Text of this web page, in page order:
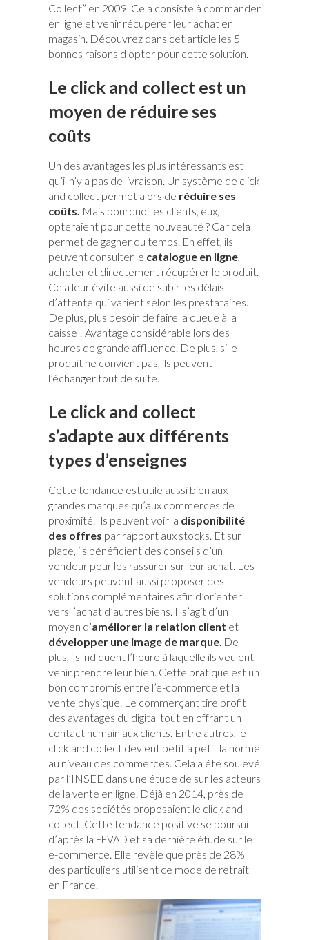
Collect” en 2009. Cela consiste à commander
en ligne et venir récupérer leur achat en
magasin. Découvrez dans cet article les 5
bonnes raisons d’opter pour cette solution.
Le click and collect est un
moyen de réduire ses
coûts
Un des avantages les plus intéressants est
qu’il n’y a pas de livraison. Un système de click
and collect permet alors de réduire ses
coûts. Mais pourquoi les clients, eux,
opteraient pour cette nouveauté ? Car cela
permet de gagner du temps. En effet, ils
peuvent consulter le catalogue en ligne
acheter et directement récupérer le produit.
Cela leur évite aussi de subir les délais
d’attente qui varient selon les prestataires.
De plus, plus besoin de faire la queue à la
caisse ! Avantage considérable lors des
heures de grande affluence. De plus, si le
produit ne convient pas, ils peuvent
l’échanger tout de suite.
Le click and collect
s’adapte aux différents
types d’enseignes
Cette tendance est utile aussi bien aux
grandes marques qu’aux commerces de
proximité. Ils peuvent voir la disponibilité
des offres par rapport aux stocks. Et sur
place, ils bénéficient des conseils d’un
vendeur pour les rassurer sur leur achat. Les
vendeurs peuvent aussi proposer des
solutions complémentaires afin d’orienter
vers l’achat d’autres biens. Il s’agit d’un
moyen d’améliorer la relation client et
développer une image de marque . De
plus, ils indiquent l’heure à laquelle ils veulent
venir prendre leur bien. Cette pratique est un
bon compromis entre l’e-commerce et la
vente physique. Le commerçant tire profit
des avantages du digital tout en offrant un
contact humain aux clients. Entre autres, le
click and collect devient petit à petit la norme
au niveau des commerces. Cela a été soulevé
par l’INSEE dans une étude de sur les acteurs
de la vente en ligne . Déjà en 2014, près de
72% des sociétés proposaient le click and
collect. Cette tendance positive se poursuit
d’après la FEVAD et sa dernière étude sur le
e-commerce. Elle révèle que près de 28%
des particuliers utilisent ce mode de retrait
en France.